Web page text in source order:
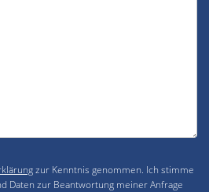
zur Kenntnis genommen. Ich stimme
Daten zur Beantwortung meiner Anfrage